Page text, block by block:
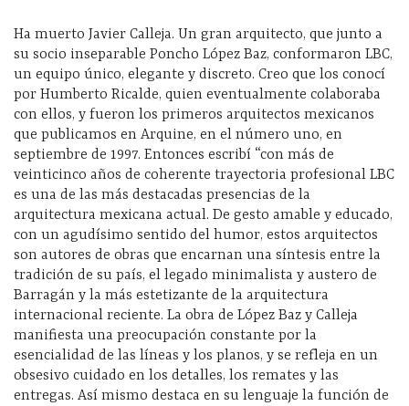
Ha muerto Javier Calleja. Un gran arquitecto, que junto a
su socio inseparable Poncho López Baz, conformaron LBC,
un equipo único, elegante y discreto. Creo que los conocí
por Humberto Ricalde, quien eventualmente colaboraba
con ellos, y fueron los primeros arquitectos mexicanos
que publicamos en Arquine, en el número uno, en
septiembre de 1997. Entonces escribí “con más de
veinticinco años de coherente trayectoria profesional LBC
es una de las más destacadas presencias de la
arquitectura mexicana actual. De gesto amable y educado,
con un agudísimo sentido del humor, estos arquitectos
son autores de obras que encarnan una síntesis entre la
tradición de su país, el legado minimalista y austero de
Barragán y la más estetizante de la arquitectura
internacional reciente. La obra de López Baz y Calleja
manifiesta una preocupación constante por la
esencialidad de las líneas y los planos, y se refleja en un
obsesivo cuidado en los detalles, los remates y las
entregas. Así mismo destaca en su lenguaje la función de